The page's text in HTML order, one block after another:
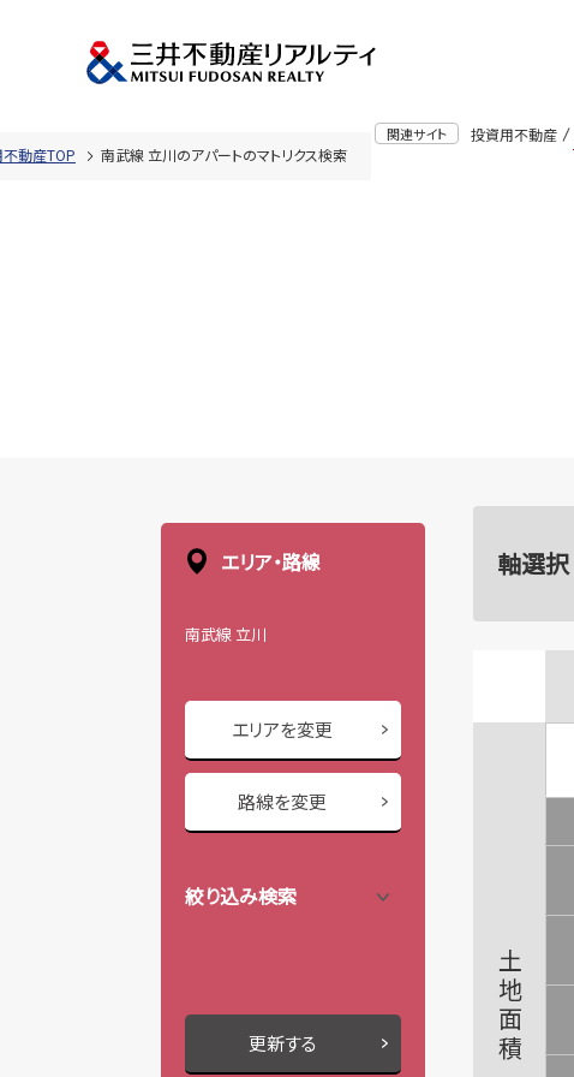
関連サイト 投資用不動産
動産TOP 南武線 立川のアパートのマトリクス検索
エリア・路線
南武線 立川
エリアを変更
路線を変更
絞り込み検索
更新する
軸選択
土地面積